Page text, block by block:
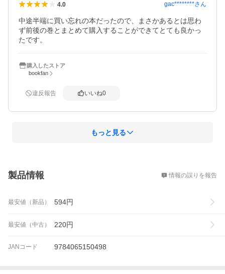
4.0 gac********さん
中途半端に買い忘れの本だったので、まさかあるとは思わ
ず前後の巻とまとめて購入することができてとても良かっ
たです。
購入したストア
bookfan
違反報告 いいね0
もっと見る
製品情報 情報の誤りを報告
最安値（新品） 594円
最安値（中古） 220円
JANコード 9784065150498